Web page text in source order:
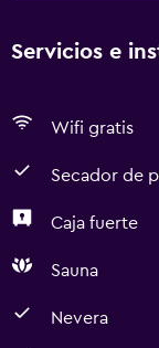
Servicios e
Wifi gratis
Secador de
Caja fuerte
Sauna
Nevera